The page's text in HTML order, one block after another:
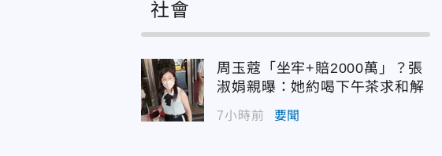
社會
周玉蔻「坐牢+賠2000萬」？張
淑娟親曝：她約喝下午茶求和解
7小時前 要聞